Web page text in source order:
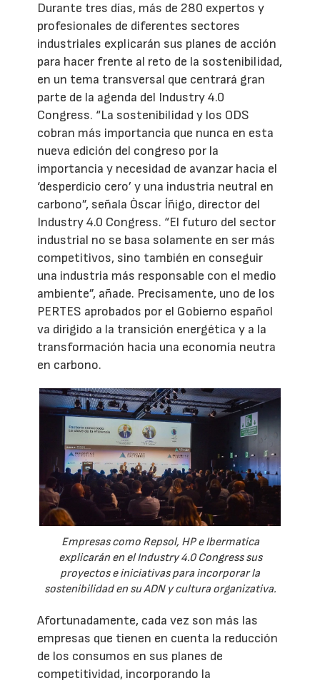
Durante tres días, más de 280 expertos y
profesionales de diferentes sectores
industriales explicarán sus planes de acción
para hacer frente al reto de la sostenibilidad,
en un tema transversal que centrará gran
parte de la agenda del Industry 4.0
Congress. “La sostenibilidad y los ODS
cobran más importancia que nunca en esta
nueva edición del congreso por la
importancia y necesidad de avanzar hacia el
‘desperdicio cero’ y una industria neutral en
carbono”, señala Òscar Íñigo, director del
Industry 4.0 Congress. “El futuro del sector
industrial no se basa solamente en ser más
competitivos, sino también en conseguir
una industria más responsable con el medio
ambiente”, añade. Precisamente, uno de los
PERTES aprobados por el Gobierno español
va dirigido a la transición energética y a la
transformación hacia una economía neutra
en carbono.
Empresas como Repsol, HP e Ibermatica
explicarán en el Industry 4.0 Congress sus
proyectos e iniciativas para incorporar la
sostenibilidad en su ADN y cultura organizativa.
Afortunadamente, cada vez son más las
empresas que tienen en cuenta la reducción
de los consumos en sus planes de
competitividad, incorporando la